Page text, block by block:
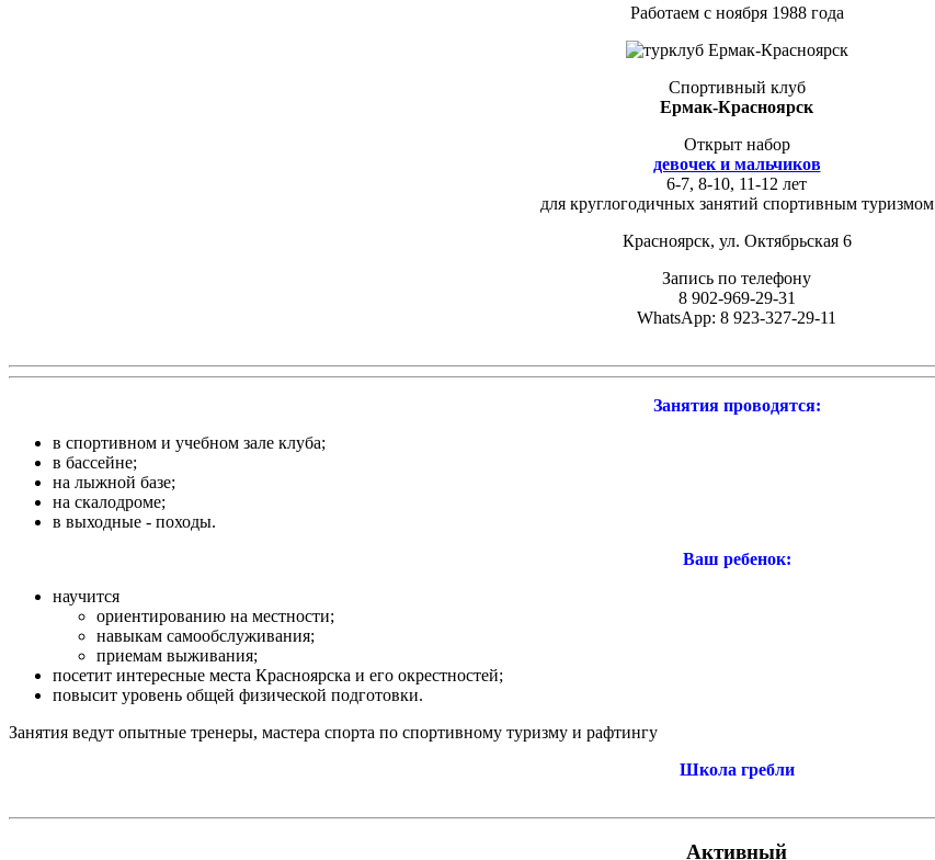
Работаем с ноября 1988 года
Спортивный клуб
Ермак-Красноярск
Открыт набор
девочек и мальчиков
6-7, 8-10, 11-12 лет
для круглогодичных занятий спортивным туризмом
Красноярск, ул. Октябрьская 6
Запись по телефону
8 902-969-29-31
WhatsApp: 8 923-327-29-11
Занятия проводятся:
в спортивном и учебном зале клуба;
в бассейне;
на лыжной базе;
на скалодроме;
в выходные - походы.
Ваш ребенок:
научится
ориентированию на местности;
навыкам самообслуживания;
приемам выживания;
посетит интересные места Красноярска и его окрестностей;
повысит уровень общей физической подготовки.
Занятия ведут опытные тренеры, мастера спорта по спортивному туризму и рафтингу
Школа гребли
Активный